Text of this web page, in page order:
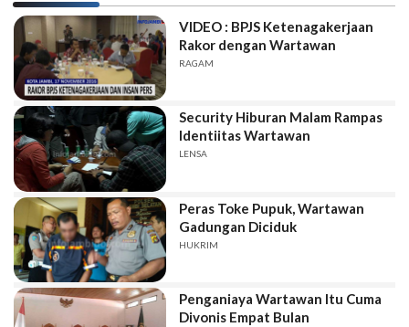
VIDEO : BPJS Ketenagakerjaan
Rakor dengan Wartawan
RAGAM
Security Hiburan Malam Rampas
Identiitas Wartawan
LENSA
Peras Toke Pupuk, Wartawan
Gadungan Diciduk
HUKRIM
Penganiaya Wartawan Itu Cuma
Divonis Empat Bulan